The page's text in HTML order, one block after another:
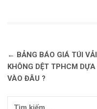
Điều hướng bài viết
← BẢNG BÁO GIÁ TÚI VẢI
KHÔNG DỆT TPHCM DỰA
VÀO ĐÂU ?
Tìm kiếm cho: